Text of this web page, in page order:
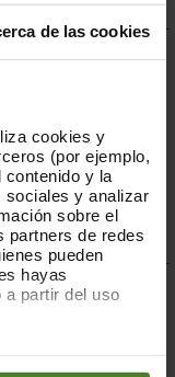
de las cookies
cookies y
(por ejemplo,
contenido y la
sociales y analizar
sobre el
partners de redes
pueden
hayas
a partir del uso
o
fallida a
de 2019